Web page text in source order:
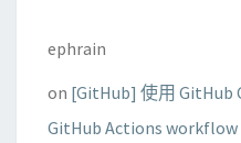
ephrain
on [GitHub] 使用 GitHub
GitHub Actions workflow